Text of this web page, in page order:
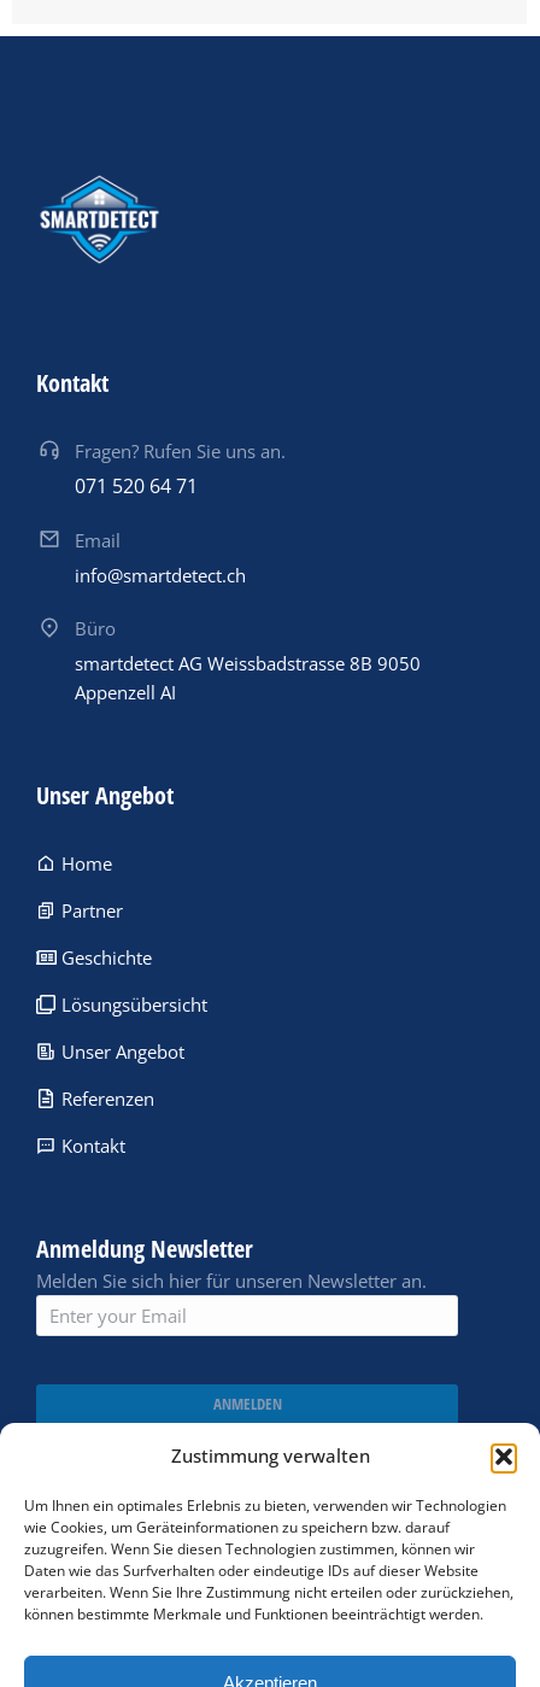
Zustimmung verwalten
Um Ihnen ein optimales Erlebnis zu bieten, verwenden wir Technologien
wie Cookies, um Geräteinformationen zu speichern bzw. darauf
zuzugreifen. Wenn Sie diesen Technologien zustimmen, können wir
Daten wie das Surfverhalten oder eindeutige IDs auf dieser Website
verarbeiten. Wenn Sie Ihre Zustimmung nicht erteilen oder zurückziehen,
können bestimmte Merkmale und Funktionen beeinträchtigt werden.
Akzeptieren
Kontakt
Fragen? Rufen Sie uns an.
071 520 64 71
Email
info@smartdetect.ch
Büro
smartdetect AG Weissbadstrasse 8B 9050
Appenzell AI
Unser Angebot
Home
Partner
Geschichte
Lösungsübersicht
Unser Angebot
Referenzen
Kontakt
Anmeldung Newsletter
Melden Sie sich hier für unseren Newsletter an.
ANMELDEN